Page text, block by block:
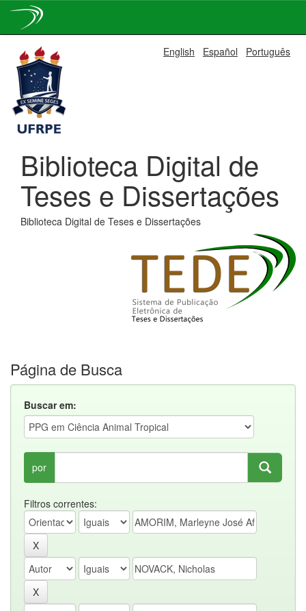
navigation
English Español Português
Biblioteca Digital de
Teses e Dissertações
Biblioteca Digital de Teses e Dissertações
Página de Busca
Buscar em:
por
Filtros correntes: